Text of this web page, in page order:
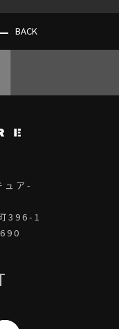
BACK
ュア-
396-1